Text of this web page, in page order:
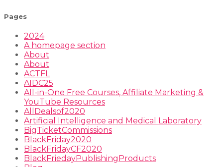
Pages
2024
A homepage section
About
About
ACTFL
AIDC25
All-in-One Free Courses, Affiliate Marketing &
YouTube Resources
AllDealsof2020
Artificial Intelligence and Medical Laboratory
BigTicketCommissions
BlackFriday2020
BlackFridayCF2020
BlackFriedayPublishingProducts